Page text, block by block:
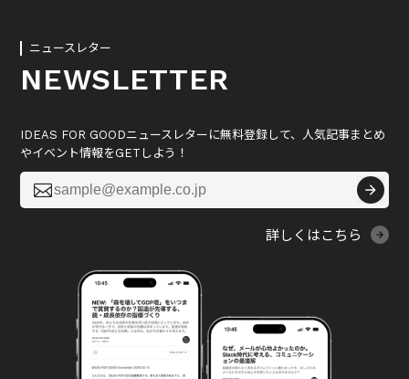
ニュースレター
NEWSLETTER
IDEAS FOR GOODニュースレターに無料登録して、人気記事まとめ
やイベント情報をGETしよう！

詳しくはこちら